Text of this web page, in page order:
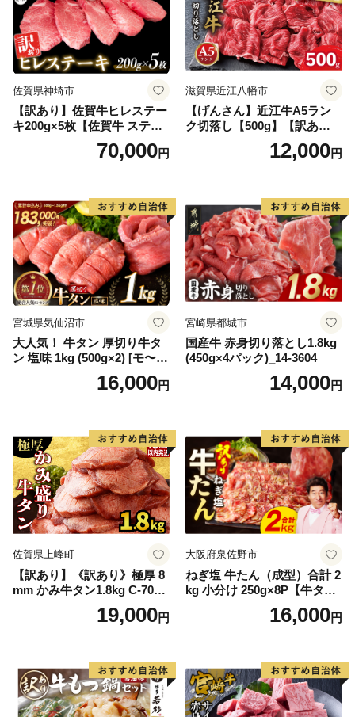
佐賀県神埼市
【訳あり】佐賀牛ヒレステー
キ200g×5枚【佐賀牛 ステー
キ ブランド肉 ヒレ肉 フィレ
肉 ジューシー ヘルシー】(H0
70,000円
滋賀県近江八幡市
【げんさん】近江牛A5ラン
ク切落し【500g】【訳あり】
12,000円
宮城県気仙沼市
大人気！ 牛タン 厚切り牛タ
ン 塩味 1kg (500g×2) [モ〜ラ
ンド 宮城県 気仙沼市 205646
60] 肉 牛肉 精肉 牛たん 牛タ
厚切り タン
16,000円
宮崎県都城市
国産牛 赤身切り落とし1.8kg
(450g×4パック)_14-3604
14,000円
佐賀県上峰町
【訳あり】《訳あり》極厚 8
mm かみ牛タン1.8kg C-709-
19,000円
大阪府泉佐野市
ねぎ塩 牛たん（成型）合計 2
kg 小分け 250g×8P【牛タン
牛肉 焼肉用 薄切り 訳あり サ
16,000円